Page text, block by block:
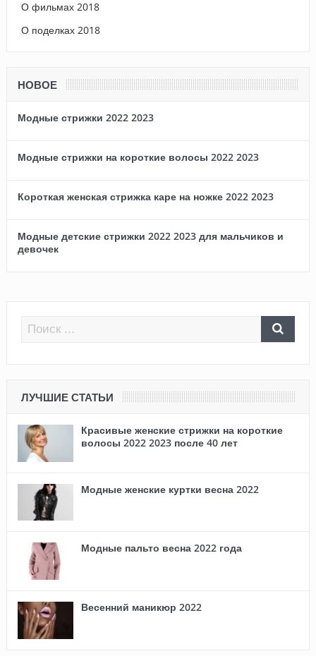
О фильмах 2018
О поделках 2018
НОВОЕ
Модные стрижки 2022 2023
Модные стрижки на короткие волосы 2022 2023
Короткая женская стрижка каре на ножке 2022 2023
Модные детские стрижки 2022 2023 для мальчиков и
девочек
ЛУЧШИЕ СТАТЬИ
Красивые женские стрижки на короткие
волосы 2022 2023 после 40 лет
Модные женские куртки весна 2022
Модные пальто весна 2022 года
Весенний маникюр 2022